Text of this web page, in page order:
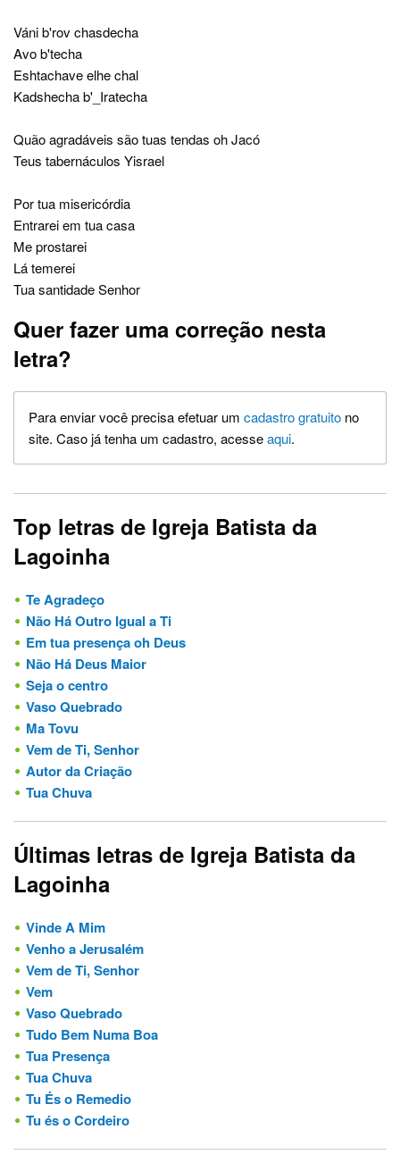
Váni b'rov chasdecha
Avo b'techa
Eshtachave elhe chal
Kadshecha b'_Iratecha
Quão agradáveis são tuas tendas oh Jacó
Teus tabernáculos Yisrael
Por tua misericórdia
Entrarei em tua casa
Me prostarei
Lá temerei
Tua santidade Senhor
Quer fazer uma correção nesta
letra?
Para enviar você precisa efetuar um cadastro gratuito no
site. Caso já tenha um cadastro, acesseaqui.
Top letras de Igreja Batista da
Lagoinha
Te Agradeço
Não Há Outro Igual a Ti
Em tua presença oh Deus
Não Há Deus Maior
Seja o centro
Vaso Quebrado
Ma Tovu
Vem de Ti, Senhor
Autor da Criação
Tua Chuva
Últimas letras de Igreja Batista da
Lagoinha
Vinde A Mim
Venho a Jerusalém
Vem de Ti, Senhor
Vem
Vaso Quebrado
Tudo Bem Numa Boa
Tua Presença
Tua Chuva
Tu És o Remedio
Tu és o Cordeiro